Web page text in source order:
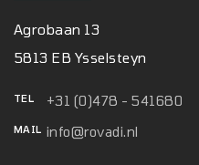
Agrobaan 13
5813 EB Ysselsteyn
TEL +31 (0)478 - 541680
MAIL info@rovadi.nl